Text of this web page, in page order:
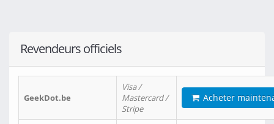
Revendeurs officiels
GeekDot.be
Visa /
Mastercard /
Stripe
Acheter